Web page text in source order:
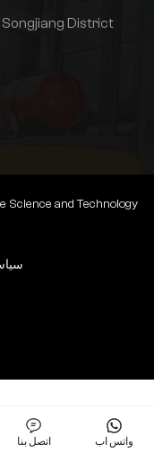
Songjiang District
واتس اب اتصل بنا